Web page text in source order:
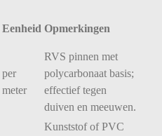
Eenheid Opmerkingen
per
meter
RVS pinnen met
polycarbonaat basis;
effectieftegen
duiven en meeuwen.
KunststofofPVC